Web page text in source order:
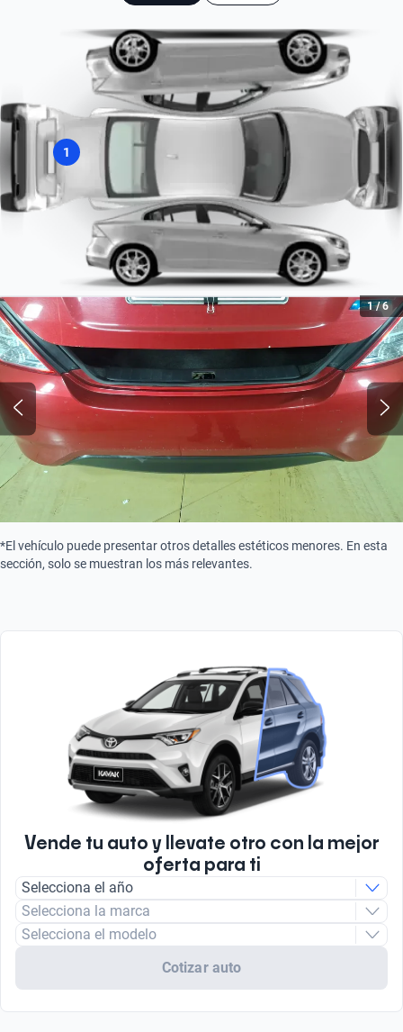
1
1/6
*El vehículo puede presentar otros detalles estéticos menores. En esta
sección, solo se muestran los más relevantes.
Vende tu auto y llevate otro con la mejor
oferta para ti
Selecciona el año
Selecciona la marca
Selecciona el modelo
Cotizar auto